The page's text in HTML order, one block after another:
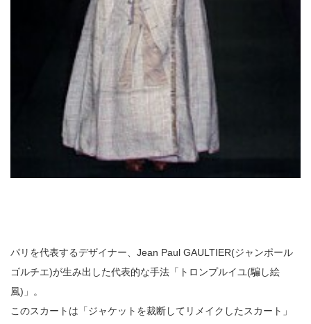
パリを代表するデザイナー、Jean Paul GAULTIER(ジャンポール
ゴルチエ)が生み出した代表的な手法「トロンプルイユ(騙し絵
風)」。
このスカートは「ジャケットを裁断してリメイクしたスカート」